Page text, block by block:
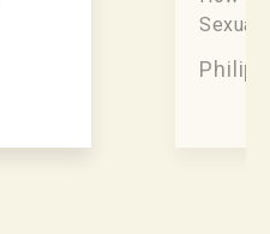
Sexual
Philip